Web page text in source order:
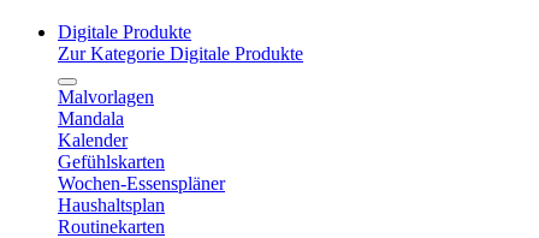
Digitale Produkte
Zur Kategorie Digitale Produkte
Malvorlagen
Mandala
Kalender
Gefühlskarten
Wochen-Essenspläner
Haushaltsplan
Routinekarten